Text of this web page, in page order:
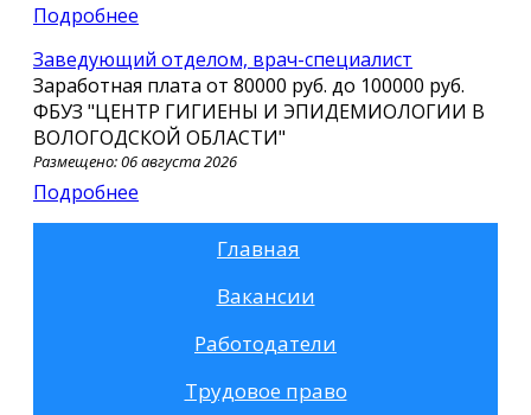
Подробнее
Заведующий отделом, врач-специалист
Заработная плата от 80000 руб. до 100000 руб.
ФБУЗ "ЦЕНТР ГИГИЕНЫ И ЭПИДЕМИОЛОГИИ В
ВОЛОГОДСКОЙ ОБЛАСТИ"
Размещено: 06 августа 2026
Подробнее
Главная
Вакансии
Работодатели
Трудовое право